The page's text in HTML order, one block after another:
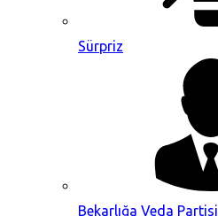
Sürpriz
Bekarlığa Veda Partisi